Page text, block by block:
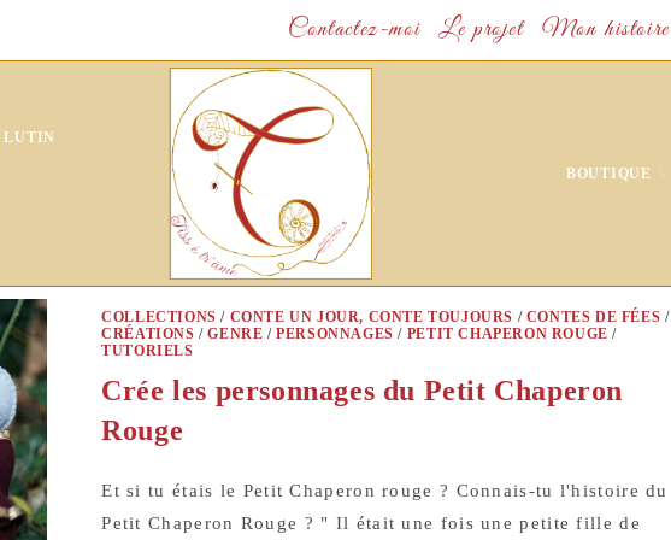
Contactez-moi Le projet Mon histoire
LUTIN
BOUTIQUE
COLLECTIONS / CONTE UN JOUR, CONTE TOUJOURS / CONTES DE FÉES /
CRÉATIONS /GENRE /PERSONNAGES / PETIT CHAPERON ROUGE /
TUTORIELS
Crée les personnages du Petit Chaperon
Rouge
Et si tu étais le Petit Chaperon rouge ? Connais-tu l'histoire du
Petit Chaperon Rouge ? " Il était une fois une petite fille de